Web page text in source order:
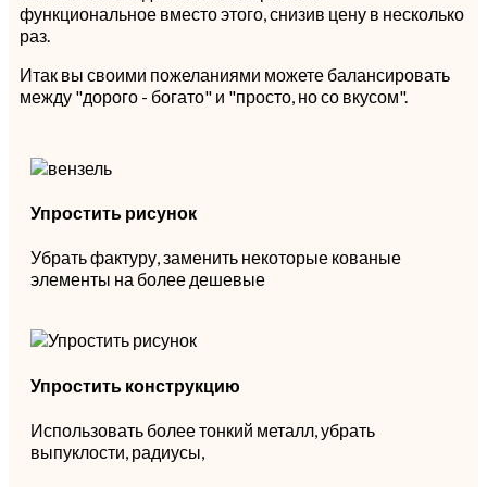
функциональное вместо этого, снизив цену в несколько
раз.
Итак вы своими пожеланиями можете балансировать
между "дорого - богато" и "просто, но со вкусом".
Упростить рисунок
Убрать фактуру, заменить некоторые кованые
элементы на более дешевые
Упростить конструкцию
Использовать более тонкий металл, убрать
выпуклости, радиусы,